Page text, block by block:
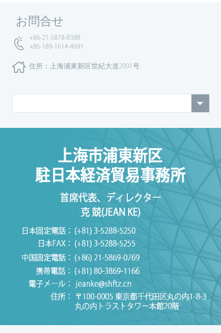
お問合せ
+86-21-5878-8388
+86-189-1614-4691
住所：上海浦東新区世紀大道2001号